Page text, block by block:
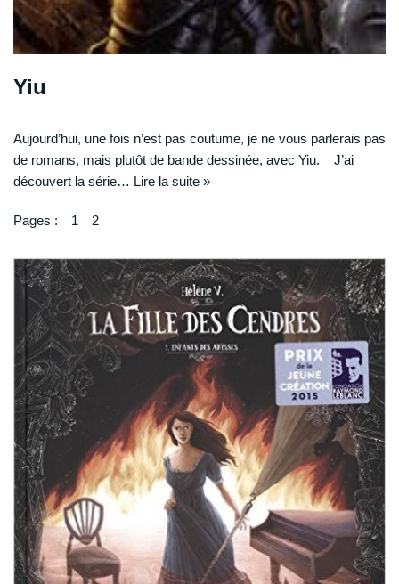
Yiu
Aujourd’hui, une fois n’est pas coutume, je ne vous parlerais pas
de romans, mais plutôt de bande dessinée, avec Yiu. J’ai
découvert la série… Lire la suite »
Pages : 1 2